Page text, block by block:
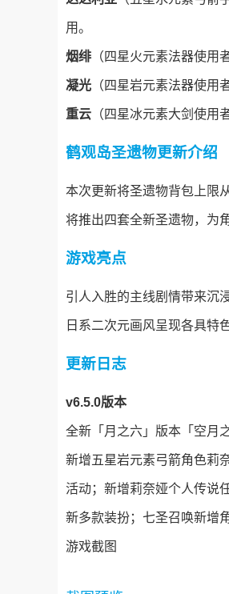
用。
烟绯 （四星火元素法器使用
凝光 （四星岩元素法器使用
重云 （四星冰元素大剑使用
鹤观岛圣遗物更新介绍
本次更新将圣遗物背包上限
将推出四套全新圣遗物，为
游戏亮点
引人入胜的主线剧情带来沉
日系二次元画风呈现各具特
更新日志
v6.5.0版本
全新「月之六」版本「空月
新增五星岩元素弓箭角色莉
活动；新增莉奈娅个人传说
新多款装扮；七圣召唤新增
游戏截图